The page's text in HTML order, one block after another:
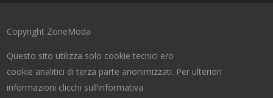
Copyright ZoneModa
Questo sito utilizza solo cookie tecnici e/o
cookie analitici di terza parte anonimizzati. Per ulteriori
informazioni clicchi sull’informativa